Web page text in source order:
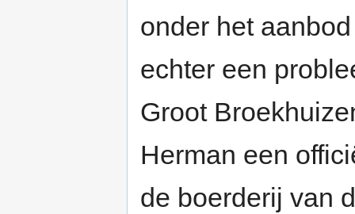
onder het
echter een
Groot
Herman een
de boerderij van